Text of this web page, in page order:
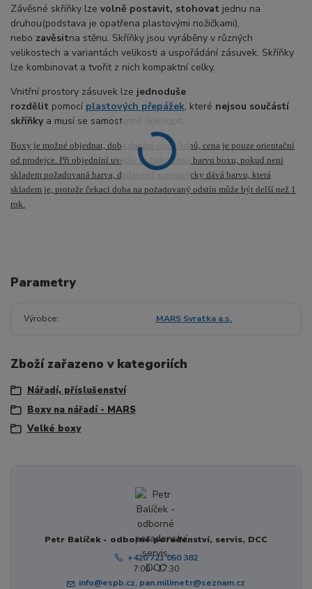
Závěsné skříňky lze volně postavit, stohovat jednu na
druhou(podstava je opatřena plastovými nožičkami),
nebo zavěsitna stěnu. Skříňky jsou vyráběny v různých
velikostech a variantách velikosti a uspořádání zásuvek. Skříňky
lze kombinovat a tvořit z nich kompaktní celky.
Vnitřní prostory zásuvek lze jednoduše
rozdělit pomocí plastových přepážek, které nejsou součástí
skříňkya musí se samostatně dokoupit.
Boxy je možné objednat, doba dodání cca 3-5dnů, cena je pouze orientační
od prodejce. Při objedníní uveďte požadovanou barvu boxu, pokud není
skladem požadovaná barva, dodavatel automaticky dává barvu, která
skladem je, protože čekací doba na požadovaný odstín může být delší než 1
rok.
Parametry
Výrobce MARS Svratka a.s.
Zboží zařazeno v kategoriích
Nářadí, příslušenství
Boxy na nářadí - MARS
Velké boxy
Petr Balíček - odborné poradenství, servis, DCC
+420 721 050 382
7:00 - 17:30
info@espb.cz, pan.milimetr@seznam.cz